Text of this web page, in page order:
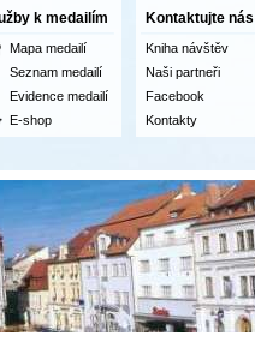
k medailím
Mapa medailí
Seznam medailí
Evidence medailí
E-shop
Kontaktujte nás
Kniha návštěv
Naši partneři
Facebook
Kontakty